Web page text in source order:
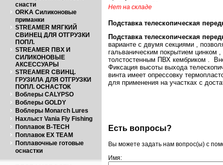
снасти
ORKA Силиконовые
приманки
STREAMER МЯГКИЙ
СВИНЕЦ ДЛЯ ОТГРУЗКИ
ПОПЛ.
STREAMER ПВХ И
СИЛИКОНОВЫЕ
АКСЕССУАРЫ
STREAMER СВИНЦ.
ГРУЗИЛА ДЛЯ ОТГРУЗКИ
ПОПЛ. ОСНАСТОК
Воблеры CALYPSO
Воблеры GOLDY
Воблеры Monarch Lures
Нахлыст Vania Fly Fishing
Поплавок B-TECH
Поплавок EX TEAM
Поплавочные готовые
оснастки
Нет на складе
Подставка телескопическая
Подставка телескопическая
варианте с двумя секциями ,
гальваническим покрытием цинком
толстостенным ПВХ кембриком .
Фиксация высоты выхода
винта имеет опрессовку
для применения на участках с
Есть вопросы?
Вы можете задать нам вопрос(ы) с
Имя: